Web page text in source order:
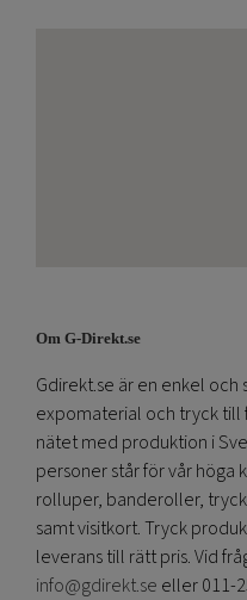
Om G-Direkt.se
Gdirekt.se är en enkel
expomaterial och tryck till
nätet med produktion i
personer står för vår höga
rolluper, banderoller,
samt visitkort. Tryck
leverans till rätt pris. Vid
info@gdirekt.se eller 011-